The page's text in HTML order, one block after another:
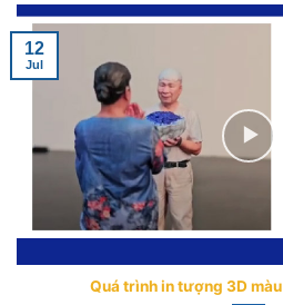
Quá trình in tượng 3D
12
Jul